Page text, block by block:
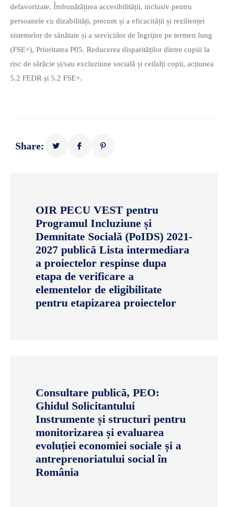
defavorizate. Îmbunătățirea accesibilității, inclusiv pentru
persoanele cu dizabilități, precum și a eficacității și rezilienței
sistemelor de sănătate și a serviciilor de îngrijire pe termen lung
(FSE+), Prioritatea P05. Reducerea disparităților dintre copiii la
risc de sărăcie și/sau excluziune socială și ceilalți copii, acțiunea
5.2 FEDR și 5.2 FSE+.
Share:
OIR PECU VEST pentru
Programul Incluziune și
Demnitate Socială (PoIDS) 2021-
2027 publică Lista intermediara
a proiectelor respinse dupa
etapa de verificare a
elementelor de eligibilitate
pentru etapizarea proiectelor
Consultare publică, PEO:
Ghidul Solicitantului
Instrumente și structuri pentru
monitorizarea și evaluarea
evoluției economiei sociale și a
antreprenoriatului social în
România